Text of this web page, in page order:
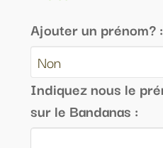
Ajouter un prénom? :
Indiquez nous le
sur le Bandanas :